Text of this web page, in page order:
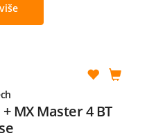
MX Master 4 BT